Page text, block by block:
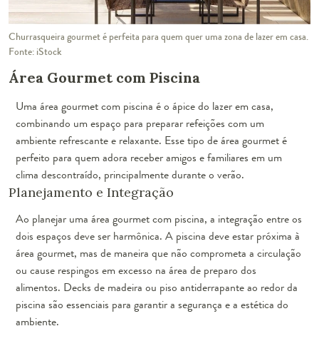
Churrasqueira gourmet é perfeita para quem quer uma zona de lazer em casa.
Fonte: iStock
Área Gourmet com Piscina
Uma área gourmet com piscina é o ápice do lazer em casa,
combinando um espaço para preparar refeições com um
ambiente refrescante e relaxante. Esse tipo de área gourmet é
perfeito para quem adora receber amigos e familiares em um
clima descontraído, principalmente durante o verão.
Planejamento e Integração
Ao planejar uma área gourmet com piscina, a integração entre os
dois espaços deve ser harmônica. A piscina deve estar próxima à
área gourmet, mas de maneira que não comprometa a circulação
ou cause respingos em excesso na área de preparo dos
alimentos. Decks de madeira ou piso antiderrapante ao redor da
piscina são essenciais para garantir a segurança e a estética do
ambiente.